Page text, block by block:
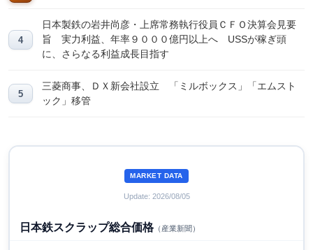
日本製鉄の岩井尚彦・上席常務執行役員ＣＦＯ決算会見要
旨 実力利益、年率９０００億円以上へ USSが稼ぎ頭
に、さらなる利益成長目指す
三菱商事、ＤＸ新会社設立 「ミルボックス」「エムスト
ック」移管
MARKET DATA
Update: 2026/08/05
日本鉄スクラップ総合価格（産業新聞）